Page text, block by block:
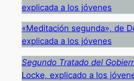
explicada a los jóvenes
«Meditación segunda», de
explicada a los jóvenes
Segundo Tratado del
Locke, explicado a los